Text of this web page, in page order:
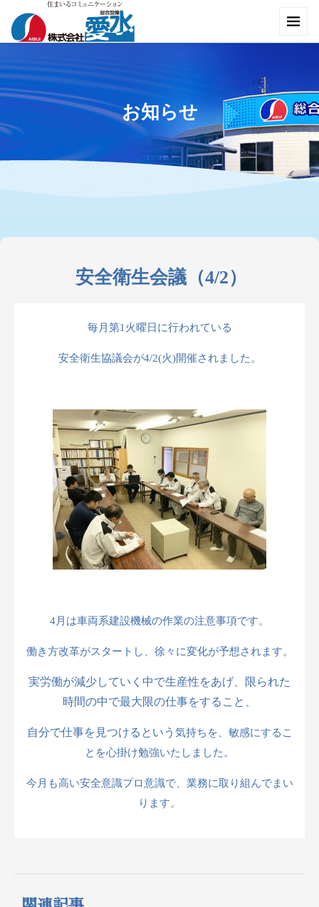
お知らせ
安全衛生会議（4/2）
毎月第1 火曜日に行われている
安全衛生協議会が4/2(火)開催されました。
4月は車両系建設機械の作業の注意事項です。
働き方改革がスタートし、徐々に変化が予想されます。
実労働が減少していく中で生産性をあげ、限られた
時間の中で最大限の仕事をすること、
自分で仕事を見つけるという 気持ちを、敏感にするこ
とを心掛け勉強いたしました。
今月も高い安全意識プロ意識で、業務に取り組んでまい
ります。